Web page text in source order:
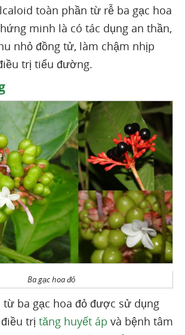
toàn phần từ rễ ba gạc hoa
minh là có tác dụng an thần,
nhỏ đồng tử, làm chậm nhịp
trị tiểu đường.
Ba gạc hoa đỏ
từ ba gạc hoa đỏ được sử dụng
trị tăng huyết áp và bệnh tâm